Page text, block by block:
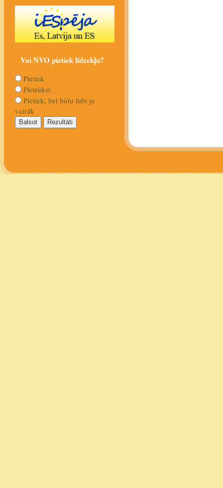
Vai NVO pietiek līdzekļu?
Pietiek
Pietrūkst.
Pietiek, bet būtu labi ja
vairāk